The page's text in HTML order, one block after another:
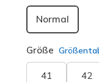
Normal
Größe
41 42